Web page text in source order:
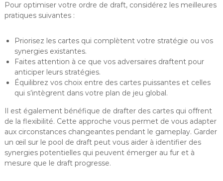
Pour optimiser votre ordre de draft, considérez les meilleures
pratiques suivantes :
Priorisez les cartes qui complètent votre stratégie ou vos
synergies existantes.
Faites attention à ce que vos adversaires draftent pour
anticiper leurs stratégies.
Équilibrez vos choix entre des cartes puissantes et celles
qui s’intègrent dans votre plan de jeu global.
Il est également bénéfique de drafter des cartes qui offrent
de la flexibilité. Cette approche vous permet de vous adapter
aux circonstances changeantes pendant le gameplay. Garder
un œil sur le pool de draft peut vous aider à identifier des
synergies potentielles qui peuvent émerger au fur et à
mesure que le draft progresse.